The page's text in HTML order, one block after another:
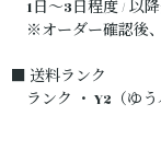
1日～3日程度 / 以
※オーダー確認後、
■ 送料ランク
ランク ・ Y2（ゆ